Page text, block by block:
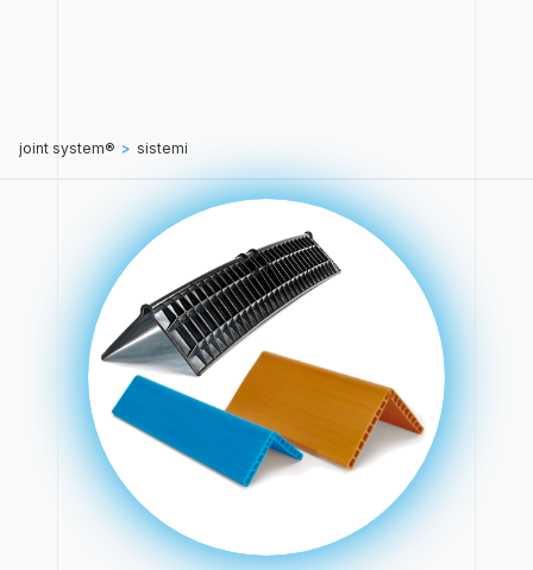
joint system® > sistemi